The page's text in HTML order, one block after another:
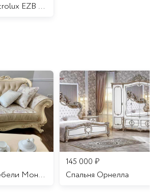
Духовой шкаф Electrolux EZB 52410 AK
Комплект мягкой мебели Мона Лиза
145 000 ₽
Cпальня Орнелла